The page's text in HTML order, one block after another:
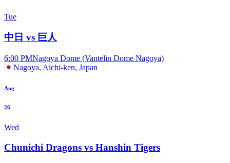
Tue
中日 vs 巨人
6:00 PMNagoya Dome (Vantelin Dome Nagoya)
Nagoya, Aichi-ken, Japan
Aug
26
Wed
Chunichi Dragons vs Hanshin Tigers